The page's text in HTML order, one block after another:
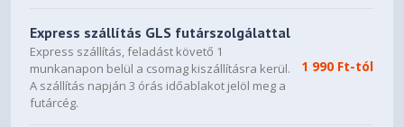
Express szállítás GLS futárszolgálattal
Express szállítás, feladást követő 1
munkanapon belül a csomag kiszállításra kerül.
A szállítás napján 3 órás időablakot jelöl meg a
futárcég.
1 990 Ft-tól